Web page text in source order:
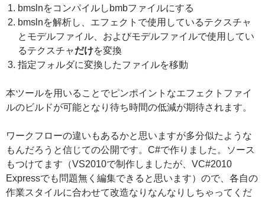
bmslnをコンパイルしbmbファイルにする
bmslnを解析し、エフェクトで使用しているテクスチャ
とモデルファイル、およびモデルファイルで使用してい
るテクスチャだけを変換
指定フォルダに変換したファイルを移動
本ツールを用いることでピンポイントなエフェクトファイ
ルのビルドが可能となり待ち時間の低減が期待されます。
ワークフローの違いもあるかと思いますが多分似たような
もんだろうと信じての公開です。C#で作りました。ソース
もつけてます（VS2010で制作しましたが、VC#2010
Expressでも問題無く編集できると思います）ので、各自の
作業スタイルに合わせて改造なりなんなりしちゃってくだ